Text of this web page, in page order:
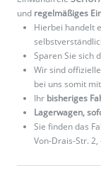
und regelmäßiges
Hierbei handelt
Sparen Sie sich
Wir sind
bei uns somit
Ihr bisheriges
Lagerwagen,
Sie finden das
Von-Drais-Str.